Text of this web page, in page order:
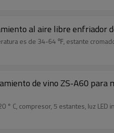
al aire libre enfriador
es de 34-64 ℉, estante
de vino ZS-A60 para
C, compresor, 5 estantes, luz LED